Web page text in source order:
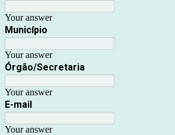
Your answer
Município
Your answer
Órgão/Secretaria
Your answer
E-mail
Your answer